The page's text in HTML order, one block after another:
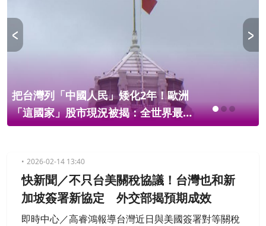
化2年！歐洲
：全世界最
快新聞／華府將批准200
林佳龍：不受川習會影響
2026-02-14 13:40
快新聞／不只台美關稅協議！台灣也和新
加坡簽署新協定 外交部揭預期成效
即時中心／高睿鴻報導台灣近日與美國簽署對等關稅